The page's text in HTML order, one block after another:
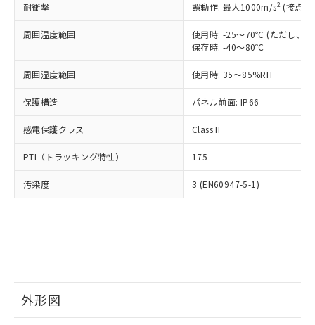
耐衝撃 誤動作: 最大1000m/s2 (接点
周囲温度範囲
使用時: -25～70℃ (ただし、氷
保存時: -40～80℃
周囲湿度範囲 使用時: 35～85%RH
保護構造 パネル前面: IP66
感電保護クラス Class II
PTI（トラッキング特性） 175
汚染度 3 (EN60947-5-1)
外形図
準価格とは異なる場合があることをご
正式な納期状況および標準価格はお客
様のお取引先、またはお客様担当のオ
ムロン制御機器販売店・当社販売員に
オムロン制御機器販売店や当社販売拠
販売ネットワーク
」をご確認
ください。
在庫状況および標準価格結果を当社の
事前の承諾なく第三者に漏洩または開
マイパーツ機能（部品リスト作成サー
および当社の共同利用者が、当社の製
六価クロム(Cr(Ⅵ)) 1000ppm以下、ポリ臭化ビフェニル
類(PBB) 1000ppm以下、ポリ臭化ジフェニルエーテル類
(PBDE) 1000ppm以下、フタル酸ビス(2-エチルヘキシ
ル) (DEHP)(別名：DOP) 1000ppm以下、フタル酸ブチ
ルベンジル（BBP） 1000ppm以下、フタル酸ジブチル
（DBP） 1000ppm以下、フタル酸ジイソブチル
(DIBP) 1000ppm以下
フタル酸エステル類の４物質については閾値を超える意
図的な使用がないことを確認しています。
※2 対応予定月
部品在庫の切り替え状況などにより、予定
月が前後することがあります。
とができます。
Cr(Ⅵ)(六価クロム) : 1000ppm、 PBBs(ポリ臭化ビフェ
ニル類) : 1000ppm、 PBDEs(ポリ臭化ジフェニルエーテ
DBP(フタル酸ジブチル) : 1000ppm、 DIBP(フタル酸ジ
イソブチル) : 1000ppm、 BBP(フタル酸ブチルベンジ
ル) : 1000ppm、
DEHP(フタル酸ビス(2-エチルヘキシル)) : 1000ppm
※2 環境保護使用期限
「ｅ」：有害物質（10物質）のすべてが基
準値以下であることを示します。
「10」：通常の使用状況下において有害物
質が外部に漏えいし、環境に深刻な影響を
可)を取得するなどの必要な手続きを
当社は規制貨物を破棄する場合は、完
全に破砕するなど、違法に輸出されな
いよう必要な手段を講じます。
ル、化学兵器、生物兵器またはその他
武器並びにこれらの製造装置等に一切
使用いたしません。
当社は、貴社製品を第三者に販売する
場合は、上記1、2および3の内容を当
該第三者に通知します。また当社は、
販売先および販売に係わる関係者が違
法に輸出するおそれがある場合は、取
○ 一定数以上の在庫あり
一定数には満たないが在庫あり
在庫なし(最新の在庫状況につ
いては、お客様のお取引先、ま
たはお客様担当のオムロン制御
機器販売店・当社販売員にご確
認ください)
受注生産機種、また在庫状況の